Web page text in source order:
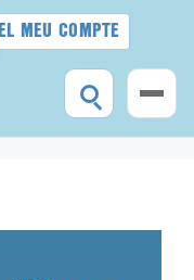
EL MEU COMPTE